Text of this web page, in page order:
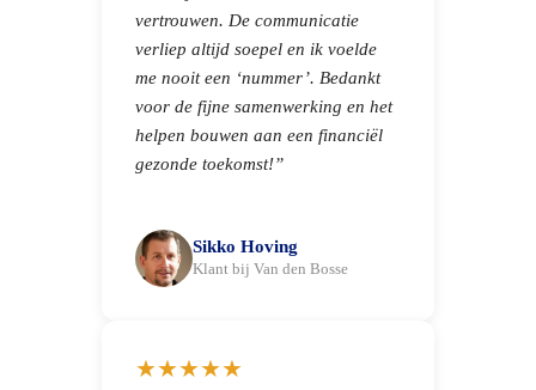
vertrouwen. De communicatie
verliep altijd soepel en ik voelde
me nooit een ‘nummer’. Bedankt
voor de fijne samenwerking en het
helpen bouwen aan een financiël
gezonde toekomst!”
Sikko Hoving
Klant bij Van den Bosse
★★★★★